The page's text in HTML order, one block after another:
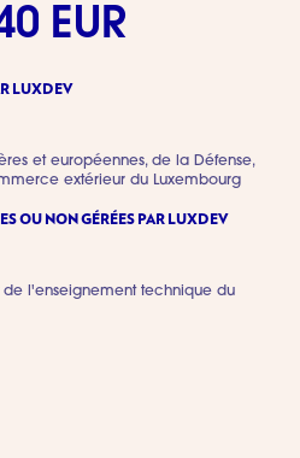
EUR
LUXDEV
et européennes, de la Défense,
extérieur du Luxembourg
OU NON GÉRÉES PAR LUXDEV
l'enseignement technique du